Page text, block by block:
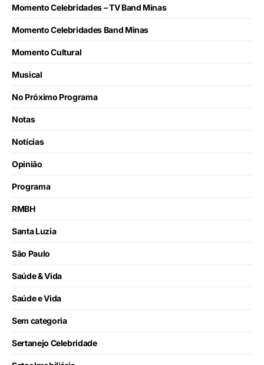
Momento Celebridades – TV Band Minas
Momento Celebridades Band Minas
Momento Cultural
Musical
No Próximo Programa
Notas
Notícias
Opinião
Programa
RMBH
Santa Luzia
São Paulo
Saúde & Vida
Saúde e Vida
Sem categoria
Sertanejo Celebridade